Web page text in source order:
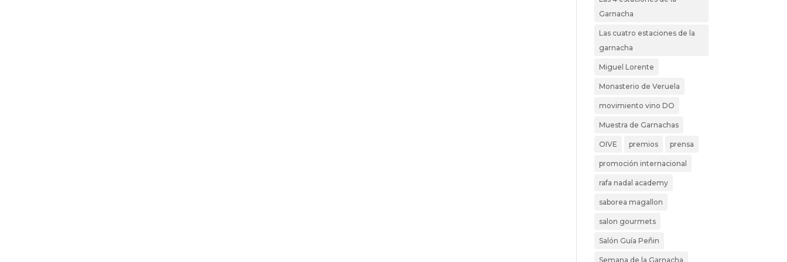
Garnacha
Las cuatro estaciones de la
garnacha
Miguel Lorente
Monasterio de Veruela
movimiento vino DO
Muestra de Garnachas
OIVE premios prensa
promoción internacional
rafa nadal academy
saborea magallon
salon gourmets
Salón Guía Peñin
Semana de la Garnacha